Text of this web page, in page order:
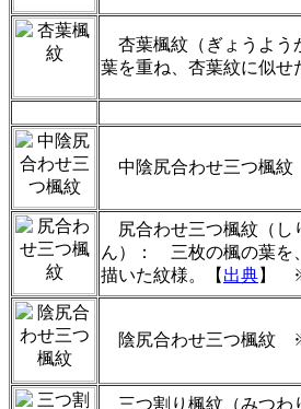
杏葉楓紋（ぎょうよ
葉を重ね、杏葉紋に似せ
中陰尻合わせ三つ楓紋
尻合わせ三つ楓紋（し
ん）： 三枚の楓の葉を
描いた紋様。【 出典】
陰尻合わせ三つ楓紋
三つ割り楓紋（みつ